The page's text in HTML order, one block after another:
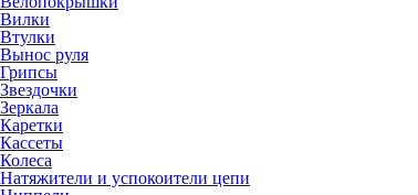
Вилки
Втулки
Вынос руля
Грипсы
Звездочки
Зеркала
Каретки
Кассеты
Колеса
Натяжители и успокоители цепи